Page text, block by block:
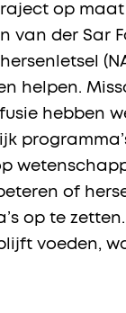
op
van der Sar
helpen.
hebben
of
op te
voeden,